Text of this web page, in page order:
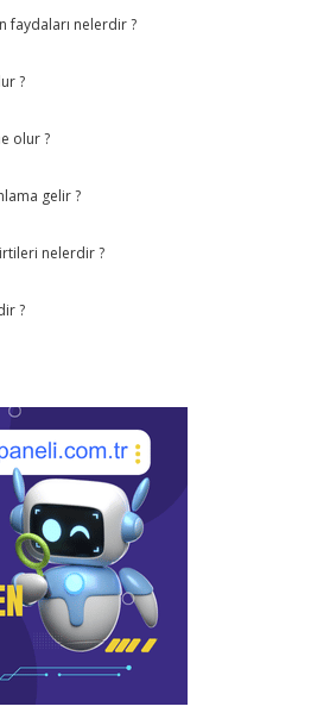
faydaları nelerdir ?
?
olur ?
gelir ?
nelerdir ?
?